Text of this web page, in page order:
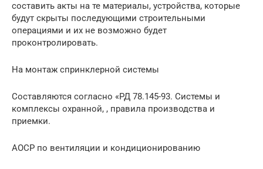
составить акты на те материалы, устройства, которые
будут скрыты последующими строительными
операциями и их не возможно будет
проконтролировать.
На монтаж спринклерной системы
Составляются согласно «РД 78.145-93. Системы и
комплексы охранной, , правила производства и
приемки.
АОСР по вентиляции и кондиционированию